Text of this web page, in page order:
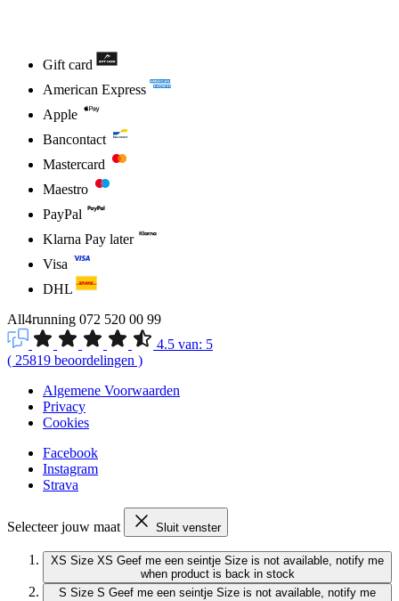
Gift card
American Express
Apple
Bancontact
Mastercard
Maestro
PayPal
Klarna Pay later
Visa
DHL
All4running 072 520 00 99
4.5 van: 5
( 25819 beoordelingen )
Algemene Voorwaarden
Privacy
Cookies
Facebook
Instagram
Strava
Selecteer jouw maat Sluit venster
XS Size XS Geef me een seintje Size is not available, notify me
when product is back in stock
S Size S Geef me een seintje Size is not available, notify me